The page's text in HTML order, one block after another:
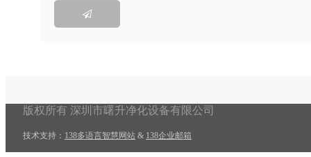

版权所有 深圳市曙升净化设备有限公司
技术支持： 138多语言智慧网站 & 138企业邮箱